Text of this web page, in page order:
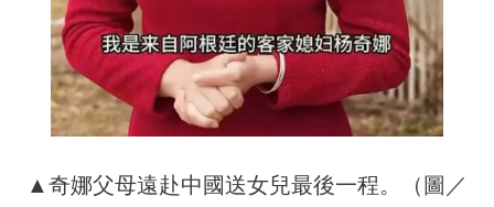
▲奇娜父母遠赴中國送女兒最後一程。（圖／